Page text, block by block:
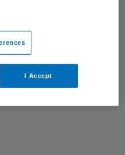
te
maar ook om
Tigrinia of
bij het UMC
I Accept